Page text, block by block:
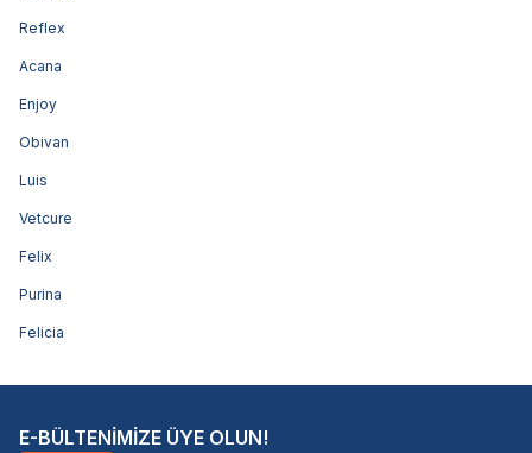
Reflex
Acana
Enjoy
Obivan
Luis
Vetcure
Felix
Purina
Felicia
E-BÜLTENİMİZE ÜYE OLUN!